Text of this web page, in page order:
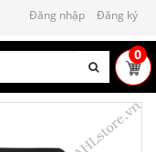
Đăng nhập Đăng ký
0